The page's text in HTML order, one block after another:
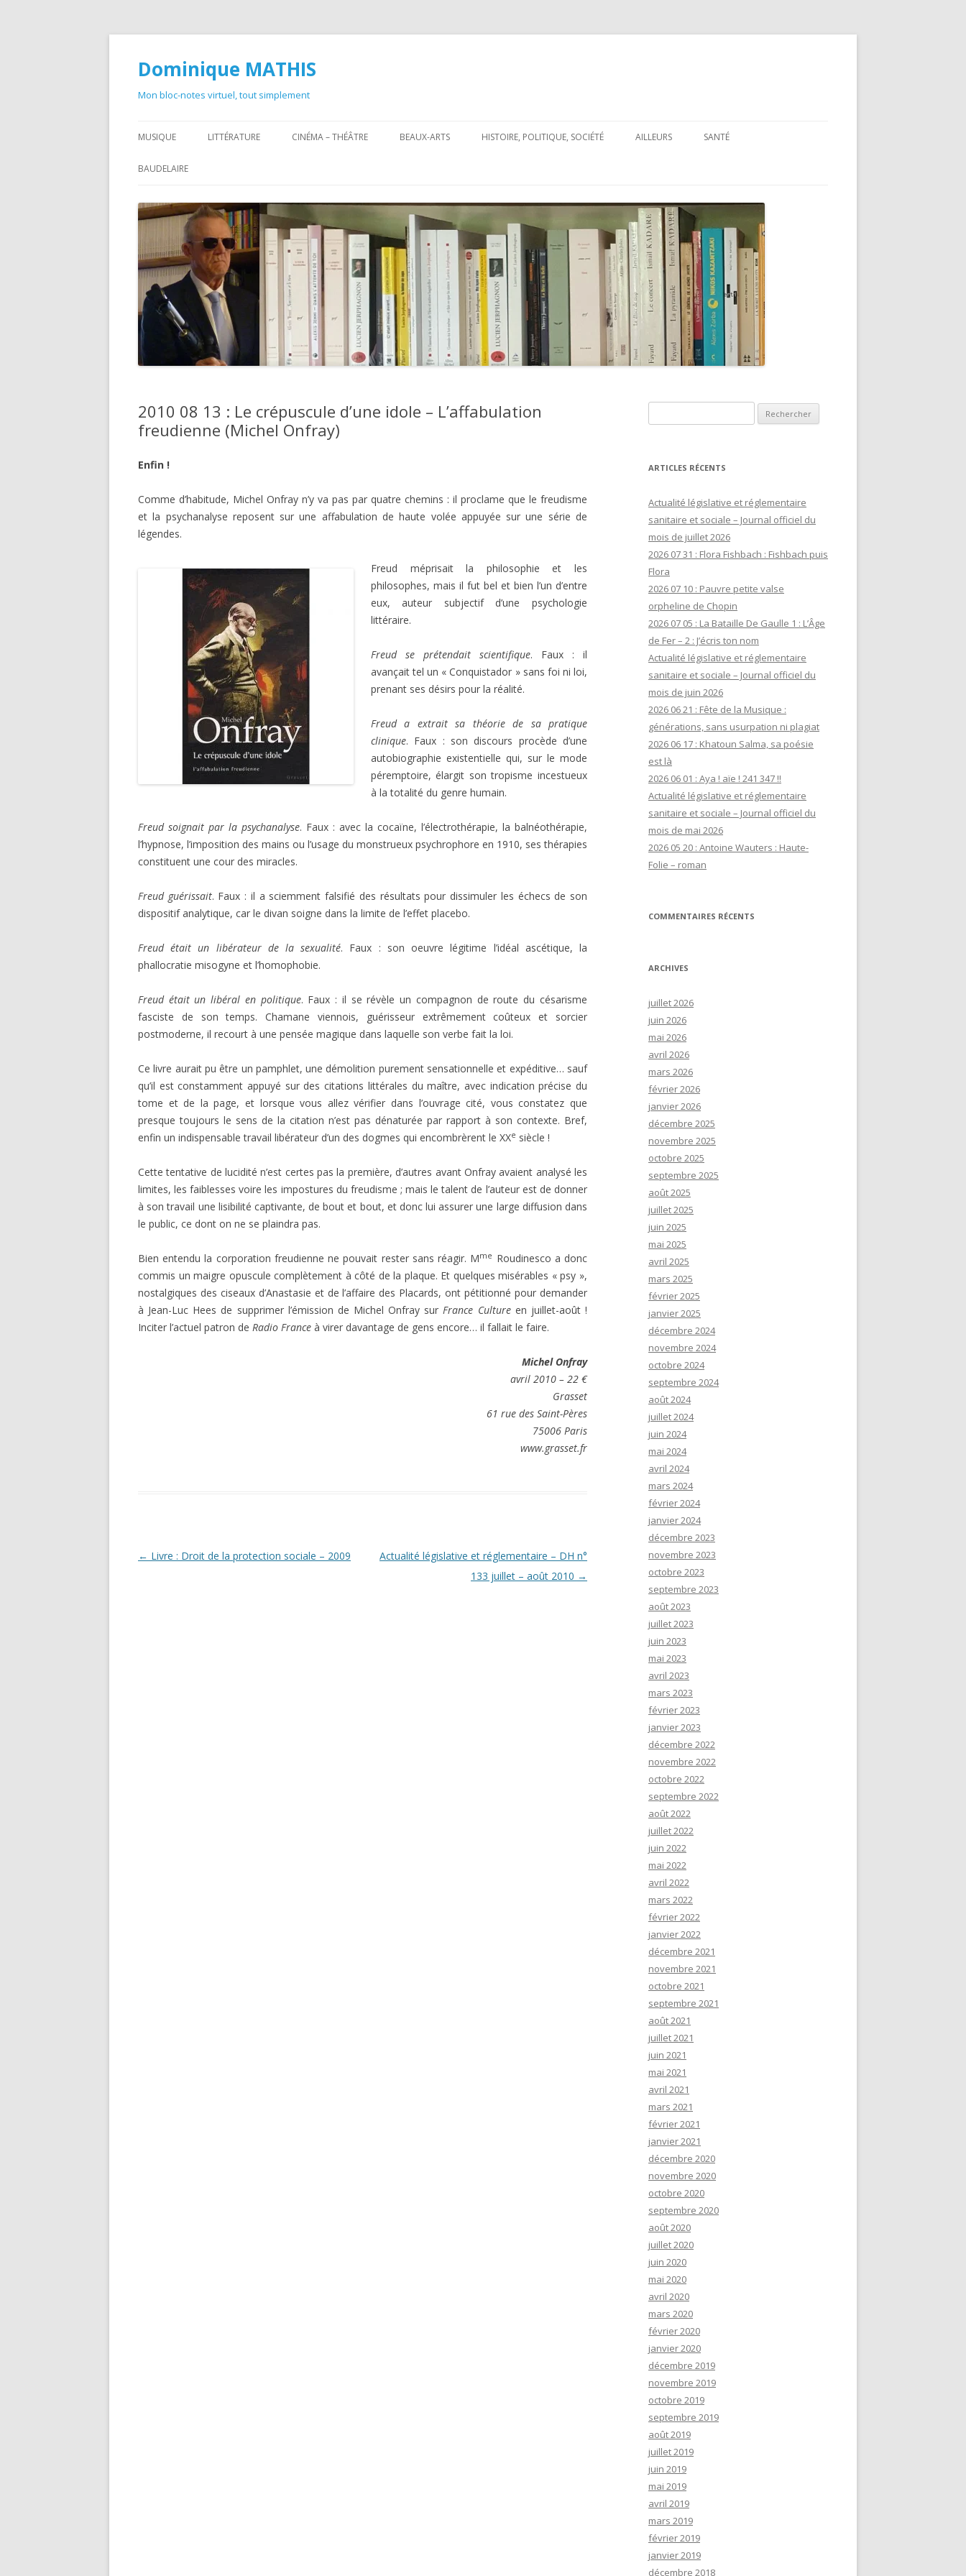
Dominique MATHIS
Mon bloc-notes virtuel, tout simplement
au
contenu
MUSIQUE LITTÉRATURE CINÉMA – THÉÂTRE BEAUX-ARTS HISTOIRE, POLITIQUE, SOCIÉTÉ AILLEURS SANTÉ
SANTÉ : RUBRIQUE LÉGISLATIVE &
RÉGLEMENTAIRE
MON PARCOURS
BAUDELAIRE
2010 08 13 : Le crépuscule d’une idole – L’affabulation
freudienne (Michel Onfray)
Enfin !
Comme d’habitude, Michel Onfray n’y va pas par quatre chemins : il proclame que le freudisme
et la psychanalyse reposent sur une affabulation de haute volée appuyée sur une série de
légendes.
Freud méprisait la philosophie et les
philosophes, mais il fut bel et bien l’un d’entre
eux, auteur subjectif d’une psychologie
littéraire.
Freud se prétendait scientifique. Faux : il
avançait tel un « Conquistador » sans foi ni loi,
prenant ses désirs pour la réalité.
Freud a extrait sa théorie de sa pratique
clinique. Faux : son discours procède d’une
autobiographie existentielle qui, sur le mode
péremptoire, élargit son tropisme incestueux
à la totalité du genre humain.
Freud soignait par la psychanalyse. Faux : avec la cocaïne, l’électrothérapie, la balnéothérapie,
l’hypnose, l’imposition des mains ou l’usage du monstrueux psychrophore en 1910, ses thérapies
constituent une cour des miracles.
Freud guérissait. Faux : il a sciemment falsifié des résultats pour dissimuler les échecs de son
dispositif analytique, car le divan soigne dans la limite de l’effet placebo.
Freud était un libérateur de la sexualité. Faux : son oeuvre légitime l’idéal ascétique, la
phallocratie misogyne et l’homophobie.
Freud était un libéral en politique. Faux : il se révèle un compagnon de route du césarisme
fasciste de son temps. Chamane viennois, guérisseur extrêmement coûteux et sorcier
postmoderne, il recourt à une pensée magique dans laquelle son verbe fait la loi.
Ce livre aurait pu être un pamphlet, une démolition purement sensationnelle et expéditive… sauf
qu’il est constamment appuyé sur des citations littérales du maître, avec indication précise du
tome et de la page, et lorsque vous allez vérifier dans l’ouvrage cité, vous constatez que
presque toujours le sens de la citation n’est pas dénaturée par rapport à son contexte. Bref,
enfin un indispensable travail libérateur d’un des dogmes qui encombrèrent le XXe siècle !
Cette tentative de lucidité n’est certes pas la première, d’autres avant Onfray avaient analysé les
limites, les faiblesses voire les impostures du freudisme ; mais le talent de l’auteur est de donner
à son travail une lisibilité captivante, de bout et bout, et donc lui assurer une large diffusion dans
le public, ce dont on ne se plaindra pas.
Bien entendu la corporation freudienne ne pouvait rester sans réagir. Mme Roudinesco a donc
commis un maigre opuscule complètement à côté de la plaque. Et quelques misérables « psy »,
nostalgiques des ciseaux d’Anastasie et de l’affaire des Placards, ont pétitionné pour demander
à Jean-Luc Hees de supprimer l’émission de Michel Onfray surFrance Cultureen juillet-août !
Inciter l’actuel patron de Radio France à virer davantage de gens encore… il fallait le faire.
Michel Onfray
avril 2010 – 22 €
Grasset
61 rue des Saint-Pères
75006 Paris
www.grasset.fr
Navigation
← Livre : Droit de la protection sociale – 2009
Actualité législative et réglementaire – DH n°
133 juillet – août 2010 →
ARTICLES RÉCENTS
Actualité législative et réglementaire
sanitaire et sociale – Journal officiel du
mois de juillet 2026
2026 07 31 : Flora Fishbach : Fishbach puis
Flora
2026 07 10 : Pauvre petite valse
orpheline de Chopin
2026 07 05 : La Bataille De Gaulle 1 : L’Âge
de Fer – 2 : J’écris ton nom
Actualité législative et réglementaire
sanitaire et sociale – Journal officiel du
mois de juin 2026
2026 06 21 : Fête de la Musique :
générations, sans usurpation ni plagiat
2026 06 17 : Khatoun Salma, sa poésie
est là
2026 06 01 : Aya ! aïe ! 241 347 !!
Actualité législative et réglementaire
sanitaire et sociale – Journal officiel du
mois de mai 2026
2026 05 20 : Antoine Wauters : Haute-
Folie – roman
COMMENTAIRES RÉCENTS
ARCHIVES
juillet 2026
juin 2026
mai 2026
avril 2026
mars 2026
février 2026
janvier 2026
décembre 2025
novembre 2025
octobre 2025
septembre 2025
août 2025
juillet 2025
juin 2025
mai 2025
avril 2025
mars 2025
février 2025
janvier 2025
décembre 2024
novembre 2024
octobre 2024
septembre 2024
août 2024
juillet 2024
juin 2024
mai 2024
avril 2024
mars 2024
février 2024
janvier 2024
décembre 2023
novembre 2023
octobre 2023
septembre 2023
août 2023
juillet 2023
juin 2023
mai 2023
avril 2023
mars 2023
février 2023
janvier 2023
décembre 2022
novembre 2022
octobre 2022
septembre 2022
août 2022
juillet 2022
juin 2022
mai 2022
avril 2022
mars 2022
février 2022
janvier 2022
décembre 2021
novembre 2021
octobre 2021
septembre 2021
août 2021
juillet 2021
juin 2021
mai 2021
avril 2021
mars 2021
février 2021
janvier 2021
décembre 2020
novembre 2020
octobre 2020
septembre 2020
août 2020
juillet 2020
juin 2020
mai 2020
avril 2020
mars 2020
février 2020
janvier 2020
décembre 2019
novembre 2019
octobre 2019
septembre 2019
août 2019
juillet 2019
juin 2019
mai 2019
avril 2019
mars 2019
février 2019
janvier 2019
décembre 2018